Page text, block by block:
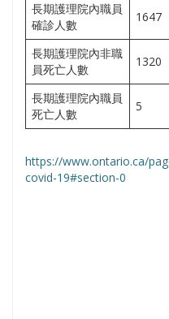
長期護理院內職員
確診人數
1647
長期護理院內非職
員死亡人數
1320
長期護理院內職員
死亡人數
5
https://www.ontario.ca/
covid-19#section-0